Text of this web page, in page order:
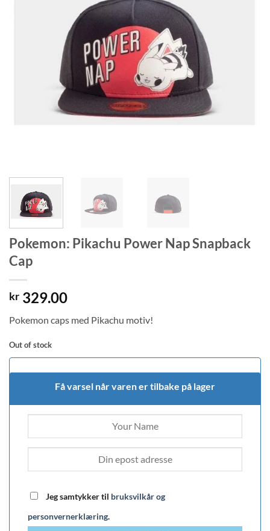
Pokemon: Pikachu Power Nap Snapback
Cap
kr 329.00
Pokemon caps med Pikachu motiv!
Out of stock
Få varsel når varen er tilbake på lager
Jeg samtykker til bruksvilkår og
personvernerklæring.